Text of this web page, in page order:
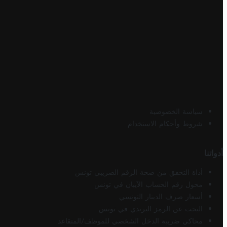
سياسة الخصوصية
شروط وأحكام الاستخدام
أدواتنا
أداة التحقق من صحة الرقم الضريبي تونس
محول رقم الحساب الآيبان في تونس
أسعار صرف الدينار التونسي
البحث عن الرمز البريدي في تونس
محاكي ضريبة الدخل الشخصي للموظف/المتقاعد